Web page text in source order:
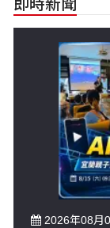
即時新聞
2026年08月